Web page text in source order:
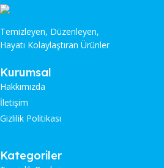
Temizleyen, Düzenleyen,
Hayatı Kolaylaştıran Ürünler
Kurumsal
Hakkımızda
İletişim
Gizlilik Politikası
Kategoriler